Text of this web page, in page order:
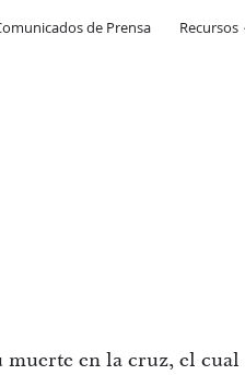
de Prensa Recursos
muerte en la cruz, el cual